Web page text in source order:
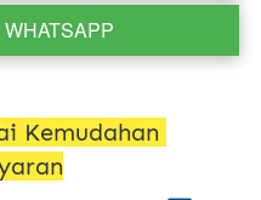
Kemudahan